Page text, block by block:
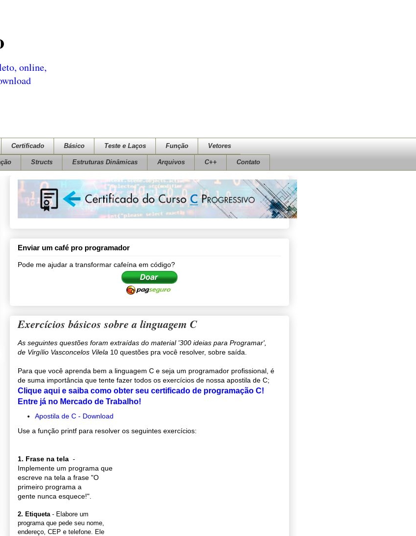
online,
Certificado Básico Teste e Laços Função Vetores
Structs Estruturas Dinâmicas Arquivos C++ Contato
Enviar um café pro programador
Pode me ajudar a transformar cafeína em código?
Exercícios básicos sobre a linguagem C
As seguintes questões foram extraídas do material '300 ideias para Programar',
de Virgílio Vasconcelos Vilela 10 questões pra você resolver, sobre saída.
Para que você aprenda bem a linguagem C e seja um programador profissional, é
de suma importância que tente fazer todos os exercícios de nossa apostila de C;
Clique aqui e saiba como obter seu certificado de programação C!
Entre já no Mercado de Trabalho!
Apostila de C - Download
Use a função printf para resolver os seguintes exercícios:
1. Frase na tela -
Implemente um programa que
escreve na tela a frase "O
primeiro programa a
gente nunca esquece!".
2. Etiqueta - Elabore um
programa que pede seu nome,
endereço, CEP e telefone. Ele